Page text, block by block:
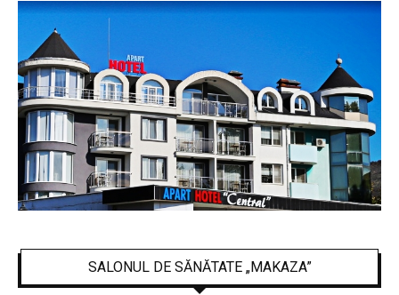
SALONUL DE SĂNĂTATE „MAKAZA”